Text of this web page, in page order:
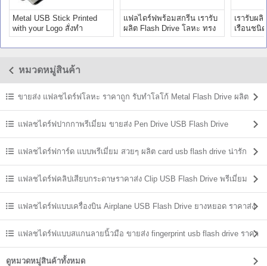
Metal USB Stick Printed
with your Logo สั่งทำ
แฟลชไดร์ฟ โลหะ ราคาถูก
แฟลไดร์ฟพร้อมสกรีน เรารับ
ผลิต Flash Drive โลหะ ทรง
กระสุนปืน สลัก โลโก้
เรารับผ
เรือนชนิ
Drive เง
หมวดหมู่สินค้า
ขายส่ง แฟลชไดร์ฟโลหะ ราคาถูก รับทำโลโก้ Metal Flash Drive ผลิต
ราคาส่งแฟลชไดร์ฟปากกาพรีเมี่ยม ขายส่ง Pen Drive USB Flash Drive
แฟลชไดร์ฟการ์ด แบบพรีเมี่ยม สวยๆ ผลิต card usb flash drive น่ารัก
แฟลชไดร์ฟคลิปเสียบกระดาษราคาส่ง Clip USB Flash Drive พรีเมี่ยม
ราคาถูกแฟลชไดร์ฟแบบเครื่องบิน Airplane USB Flash Drive ยางหยอด ราคาส่ง
แฟลชไดร์ฟแบบสแกนลายนิ้วมือ ขายส่ง fingerprint usb flash drive ราคา
ถูก
ดูหมวดหมู่สินค้าทั้งหมด